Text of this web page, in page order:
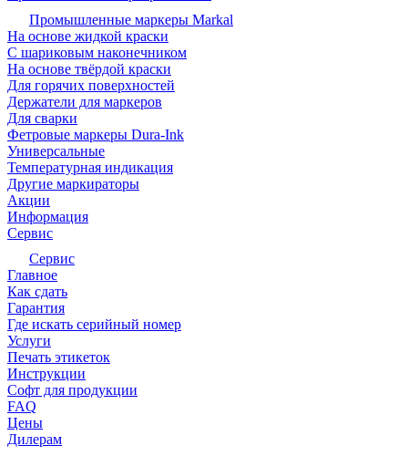
Промышленные маркеры Markal
На основе жидкой краски
С шариковым наконечником
На основе твёрдой краски
Для горячих поверхностей
Держатели для маркеров
Для сварки
Фетровые маркеры Dura-Ink
Универсальные
Температурная индикация
Другие маркираторы
Акции
Информация
Сервис
Сервис
Главное
Как сдать
Гарантия
Где искать серийный номер
Услуги
Печать этикеток
Инструкции
Софт для продукции
FAQ
Цены
Дилерам